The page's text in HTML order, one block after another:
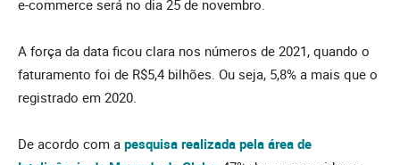
e-commerce será no dia 25 de novembro.
A força da data ficou clara nos números de 2021, quando o
faturamento foi de R$5,4 bilhões. Ou seja, 5,8% a mais que o
registrado em 2020.
De acordo com a pesquisa realizada pela área de